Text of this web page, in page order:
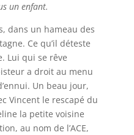
un enfant.
dans un hameau des
Ce qu’il déteste
Lui qui se rêve
a droit au menu
Un beau jour,
Vincent le rescapé du
la petite voisine
au nom de l’ACE,